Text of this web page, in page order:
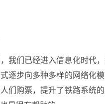
我们已经进入信息化时代
逐步向多种多样的网络化
们购票，提升了铁路系统